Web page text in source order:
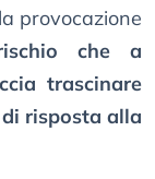
provocazione
che a
trascinare
risposta alla